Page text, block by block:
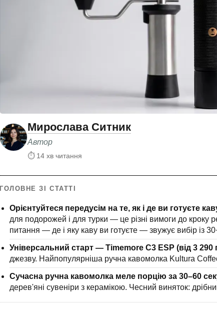
Мирослава Ситник
Автор
⏱ 14 хв читання
ГОЛОВНЕ ЗІ СТАТТІ
Орієнтуйтеся передусім на те, як і де ви готуєте
для подорожей і для турки — це різні вимоги до кроку
питання — де і яку каву ви готуєте — звужує вибір із
Універсальний старт — Timemore C3 ESP (від 3 290
джезву. Найпопулярніша ручна кавомолка Kultura
Сучасна ручна кавомолка меле порцію за 30–60
дерев'яні сувеніри з керамікою. Чесний виняток: